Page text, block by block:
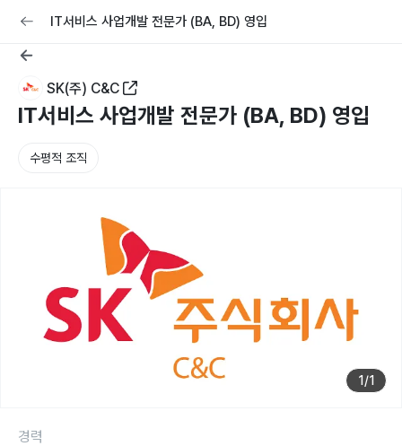
교육 커리어
IT서비스 사업개발 전문가 (BA, BD) 영입
SK(주) C&C
IT서비스 사업개발 전문가 (BA, BD) 영입
수평적 조직
1 /1
경력